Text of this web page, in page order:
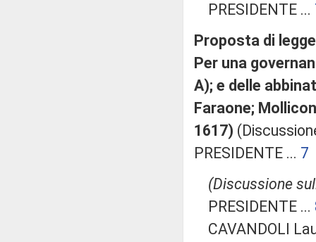
PRESIDENTE ...
Proposta di
Per una
A); e delle
Faraone;
1617)
PRESIDENTE ... 7
(Discussione
PRESIDENTE ...
CAVANDOLI